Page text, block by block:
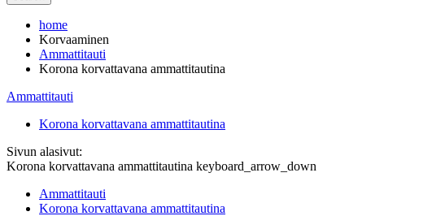
home
Korvaaminen
Ammattitauti
Korona korvattavana ammattitautina
Ammattitauti
Korona korvattavana ammattitautina
Sivun alasivut:
Korona korvattavana ammattitautina keyboard_arrow_down
Ammattitauti
Korona korvattavana ammattitautina